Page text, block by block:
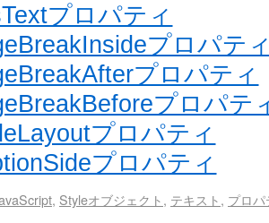
プロパティ
プロパテ
プロパティ
プロパテ
プロパティ
プロパティ
, Styleオブジェクト, テキスト, プロ